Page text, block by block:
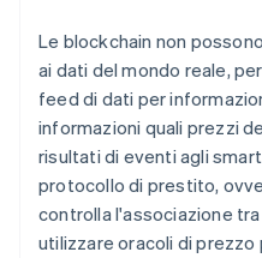
Le blockchain non
ai dati del mondo reale,
feed di dati per
informazioni quali prezzi
risultati di eventi agli
protocollo di prestito,
controlla l'associazione
utilizzare oracoli di